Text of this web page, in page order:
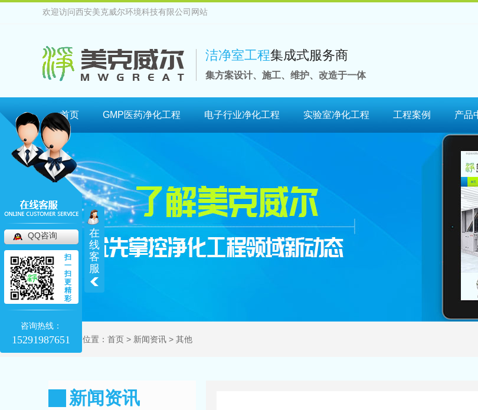
欢迎访问西安美克威尔环境科技有限公司网站
洁净室工程集成式服务商
集方案设计、施工、维护、改造于一体
首页 GMP医药净化工程 电子行业净化工程 实验室净化工程 工程案例 产品
当前位置： 首页 > 新闻资讯 > 其他
新闻资讯
在
线
客
服
QQ咨询
扫
一
扫
更
精
彩
咨询热线：
15291987651